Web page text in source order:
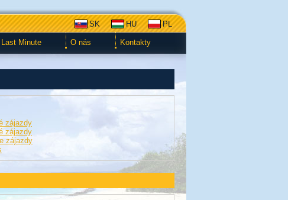
SK HU PL
Last Minute O nás Kontakty
zájazdy
zájazdy
zájazdy